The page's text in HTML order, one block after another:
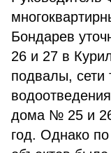
Бондарев
26 и 27 в
подвалы, сети
дома № 25 и
год. Однако